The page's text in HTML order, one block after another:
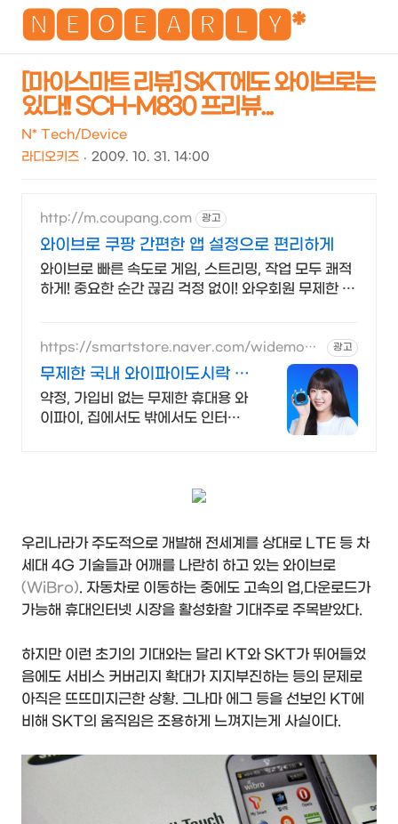
🅽🅴🅾🅴🅰🆁🅻🆈*
[마이스마트 리뷰] SKT에도 와이브로는
있다!! SCH-M830 프리뷰...
N* Tech/Device
라디오키즈
2009. 10. 31. 14:00
http://m.coupang.com 광고
와이브로 쿠팡 간편한 앱 설정으로 편리하게
와이브로 빠른 속도로 게임, 스트리밍, 작업 모두 쾌적
하게! 중요한 순간 끊김 걱정 없이! 와우회원 무제한 무
https://smartstore.naver.com/widemobil
광고
무제한 국내 와이파이도시락 약
정/가입비없이 무료반납까지
약정, 가입비 없는 무제한 휴대용 와
이파이, 집에서도 밖에서도 인터넷
우리나라가 주도적으로 개발해 전세계를 상대로 LTE 등 차
세대 4G 기술들과 어깨를 나란히 하고 있는 와이브로
(WiBro). 자동차로 이동하는 중에도 고속의 업,다운로드가
가능해 휴대인터넷 시장을 활성화할 기대주로 주목받았다.
하지만 이런 초기의 기대와는 달리 KT와 SKT가 뛰어들었
음에도 서비스 커버리지 확대가 지지부진하는 등의 문제로
아직은 뜨뜨미지근한 상황. 그나마 에그 등을 선보인 KT에
비해 SKT의 움직임은 조용하게 느껴지는게 사실이다.